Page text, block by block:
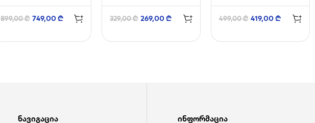
899,00₾ 749,00₾ 329,00₾ 269,00₾ 499,00₾ 419,00₾
ნავიგაცია ინფორმაცია